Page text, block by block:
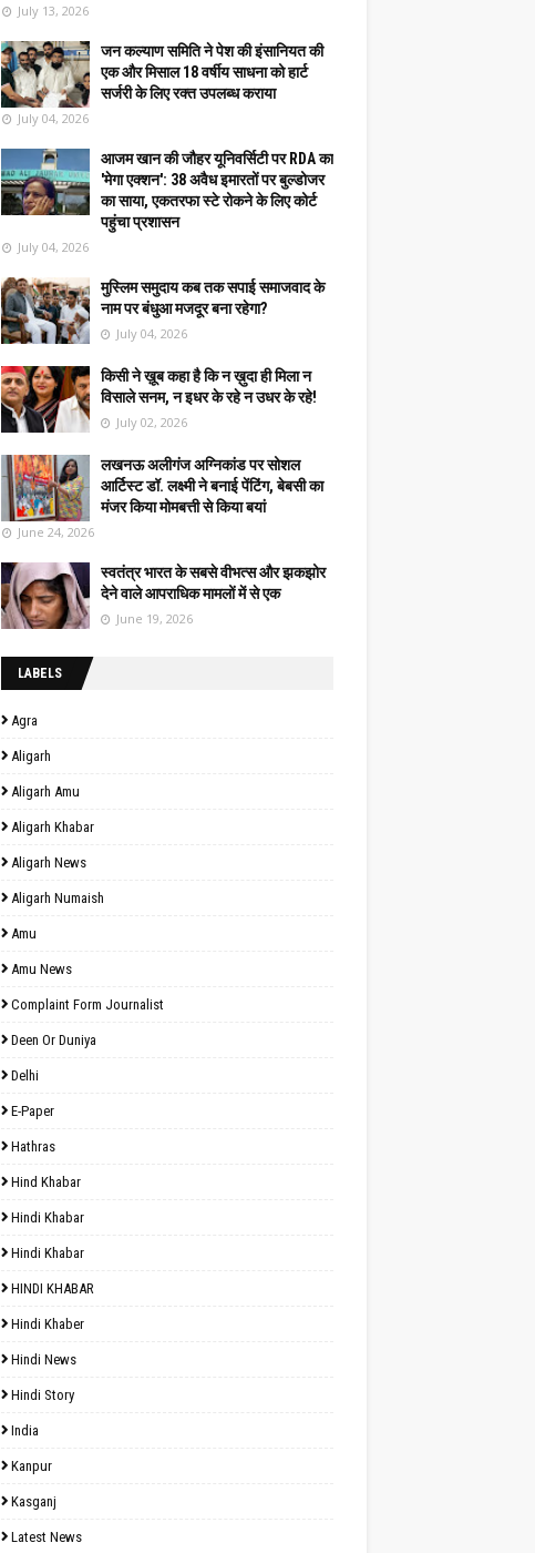
July 13, 2026
जन कल्याण समिति ने पेश की इंसानियत की
एक और मिसाल 18 वर्षीय साधना को हार्ट
सर्जरी के लिए रक्त उपलब्ध कराया
July 04, 2026
आजम खान की जौहर यूनिवर्सिटी पर RDA का
'मेगा एक्शन': 38 अवैध इमारतों पर बुल्डोजर
का साया, एकतरफा स्टे रोकने के लिए कोर्ट
पहुंचा प्रशासन
July 04, 2026
मुस्लिम समुदाय कब तक सपाई समाजवाद के
नाम पर बंधुआ मजदूर बना रहेगा?
July 04, 2026
किसी ने ख़ूब कहा है कि न ख़ुदा ही मिला न
विसाले सनम, न इधर के रहे न उधर के रहे!
July 02, 2026
लखनऊ अलीगंज अग्निकांड पर सोशल
आर्टिस्ट डॉ. लक्ष्मी ने बनाई पेंटिंग, बेबसी का
मंजर किया मोमबत्ती से किया बयां
June 24, 2026
स्वतंत्र भारत के सबसे वीभत्स और झकझोर
देने वाले आपराधिक मामलों में से एक
June 19, 2026
LABELS
Agra
Aligarh
Aligarh Amu
Aligarh Khabar
Aligarh News
Aligarh Numaish
Amu
Amu News
Complaint Form Journalist
Deen Or Duniya
Delhi
E-Paper
Hathras
Hind Khabar
Hindi Khabar
Hindi Khabar
HINDI KHABAR
Hindi Khaber
Hindi News
Hindi Story
India
Kanpur
Kasganj
Latest News